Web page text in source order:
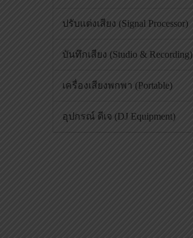
ปรับแต่งเสียง (Signal Processor)
บันทึกเสียง (Studio & Recording)
เครื่องเสียงพกพา (Portable)
อุปกรณ์ ดีเจ (DJ Equipment)